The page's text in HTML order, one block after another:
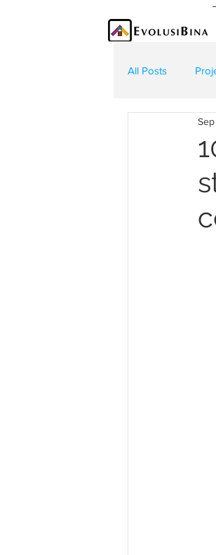
All Posts
Teknologi